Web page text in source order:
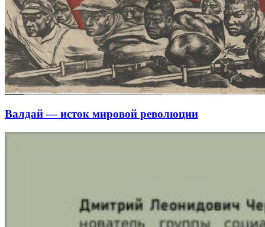
Валдай — исток мировой революции